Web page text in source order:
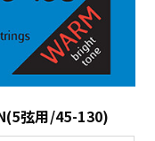
弦用/45-130)